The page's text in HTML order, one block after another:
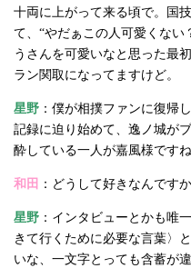
十両に上がって来る頃で。国
て、“やだぁこの人可愛くない
うさんを可愛いなと思った最
ラン関取になってますけど。
星野 ：僕が相撲ファンに復帰
記録に迫り始めて、逸ノ城が
酔している一人が嘉風様ですね
和田 ：どうして好きなんです
星野 ：インタビューとかも唯
きて行くために必要な言葉〉
いな、一文字とっても含蓄が